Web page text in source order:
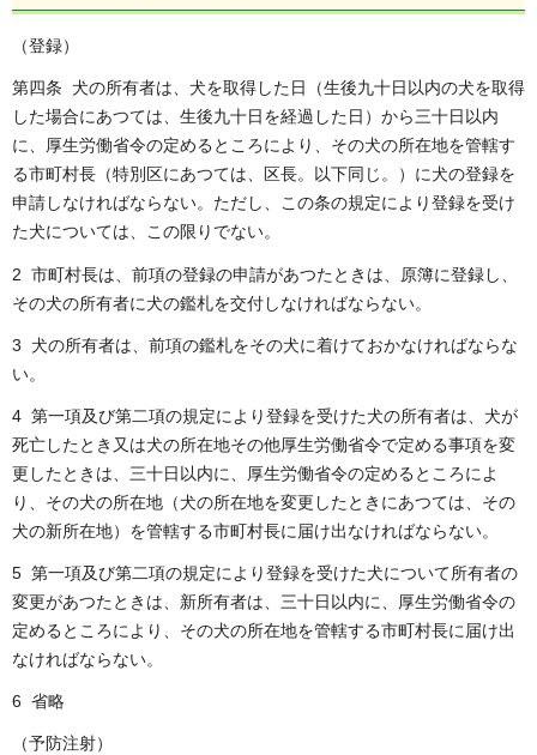
（登録）
第四条 犬の所有者は、犬を取得した日（生後九十日以内の犬を取得
した場合にあつては、生後九十日を経過した日）から三十日以内
に、厚生労働省令の定めるところにより、その犬の所在地を管轄す
る市町村長（特別区にあつては、区長。以下同じ。）に犬の登録を
申請しなければならない。ただし、この条の規定により登録を受け
た犬については、この限りでない。
2 市町村長は、前項の登録の申請があつたときは、原簿に登録し、
その犬の所有者に犬の鑑札を交付しなければならない。
3 犬の所有者は、前項の鑑札をその犬に着けておかなければならな
い。
4 第一項及び第二項の規定により登録を受けた犬の所有者は、犬が
死亡したとき又は犬の所在地その他厚生労働省令で定める事項を変
更したときは、三十日以内に、厚生労働省令の定めるところによ
り、その犬の所在地（犬の所在地を変更したときにあつては、その
犬の新所在地）を管轄する市町村長に届け出なければならない。
5 第一項及び第二項の規定により登録を受けた犬について所有者の
変更があつたときは、新所有者は、三十日以内に、厚生労働省令の
定めるところにより、その犬の所在地を管轄する市町村長に届け出
なければならない。
6 省略
（予防注射）